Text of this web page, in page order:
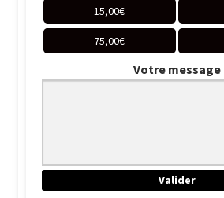
15,00€
75,00€
Votre message